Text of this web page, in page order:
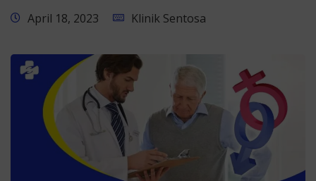
April 18, 2023 Klinik Sentosa